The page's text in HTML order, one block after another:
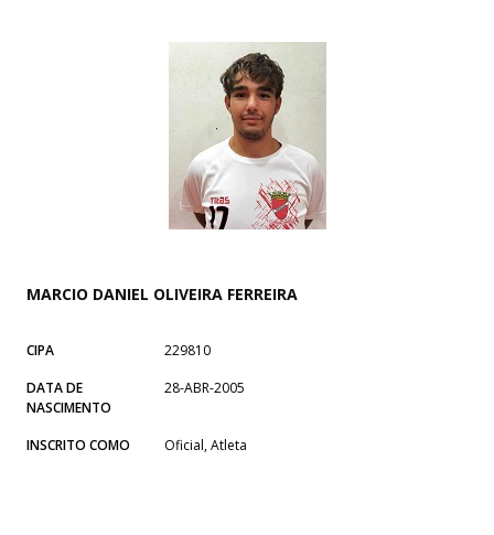
MARCIO DANIEL OLIVEIRA FERREIRA
CIPA
229810
DATA DE
NASCIMENTO
28-ABR-2005
INSCRITO COMO Oficial, Atleta